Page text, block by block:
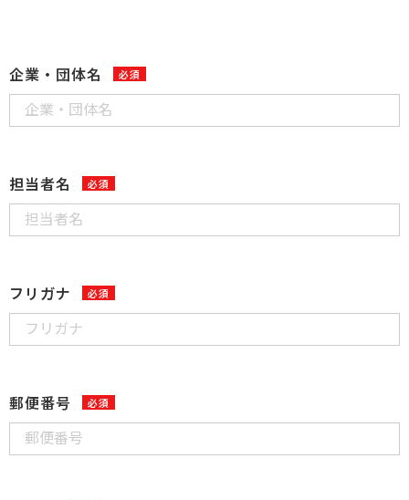
企業・団体名
担当者名
フリガナ
郵便番号